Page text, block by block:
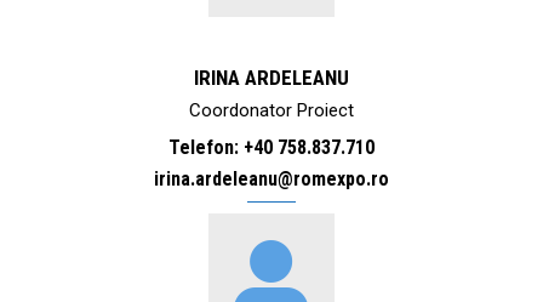
IRINA ARDELEANU
Coordonator Proiect
Telefon: +40 758.837.710
irina.ardeleanu@romexpo.ro